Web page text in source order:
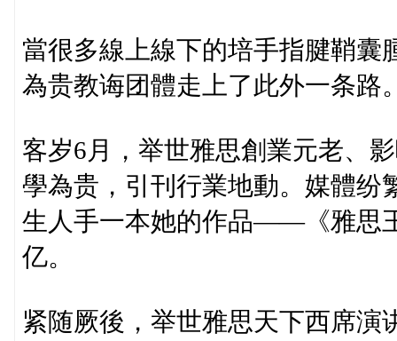
當很多線上線下的培手指腱鞘囊
為贵教诲团體走上了此外一条路
客岁6月，举世雅思創業元老、
學為贵，引刊行業地動。媒體纷
生人手一本她的作品——《雅思
亿。
紧随厥後，举世雅思天下西席演